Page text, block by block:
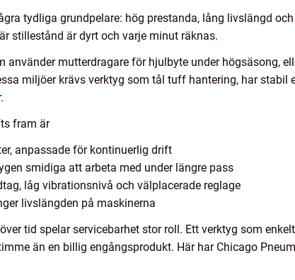
tydliga grundpelare: hög prestanda, lång livslängd
stillestånd är dyrt och varje minut räknas.
använder mutterdragare för hjulbyte under högsäsong,
miljöer krävs verktyg som tål tuff hantering, har
fram är
anpassade för kontinuerlig drift
smidiga att arbeta med under längre pass
låg vibrationsnivå och välplacerade reglage
livslängden på maskinerna
tid spelar servicebarhet stor roll. Ett verktyg som
än en billig engångsprodukt. Här har Chicago